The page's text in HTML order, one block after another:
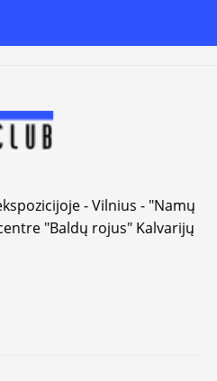
- Vilnius - "Namų
"Baldų rojus" Kalvarijų